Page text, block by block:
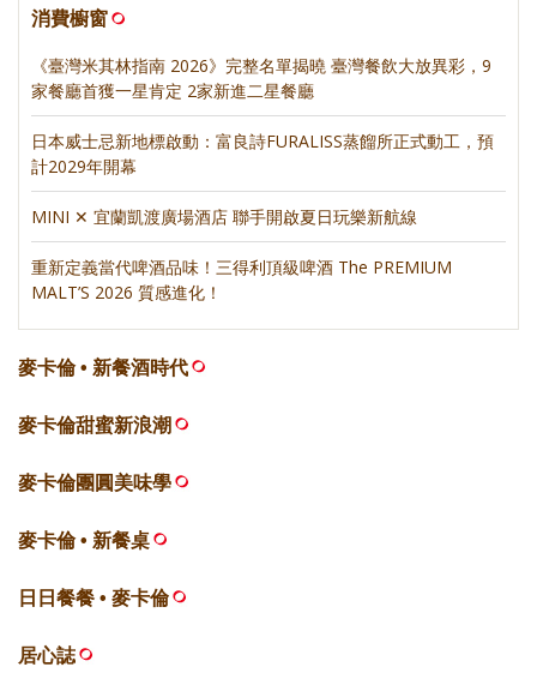
消費櫥窗
《臺灣米其林指南 2026》完整名單揭曉 臺灣餐飲大放異彩，9
家餐廳首獲一星肯定 2家新進二星餐廳
日本威士忌新地標啟動：富良詩FURALISS蒸餾所正式動工，預
計2029年開幕
MINI ✕ 宜蘭凱渡廣場酒店 聯手開啟夏日玩樂新航線
重新定義當代啤酒品味！三得利頂級啤酒 The PREMIUM
MALT’S 2026 質感進化！
麥卡倫 • 新餐酒時代
麥卡倫甜蜜新浪潮
麥卡倫團圓美味學
麥卡倫 • 新餐桌
日日餐餐 • 麥卡倫
居心誌